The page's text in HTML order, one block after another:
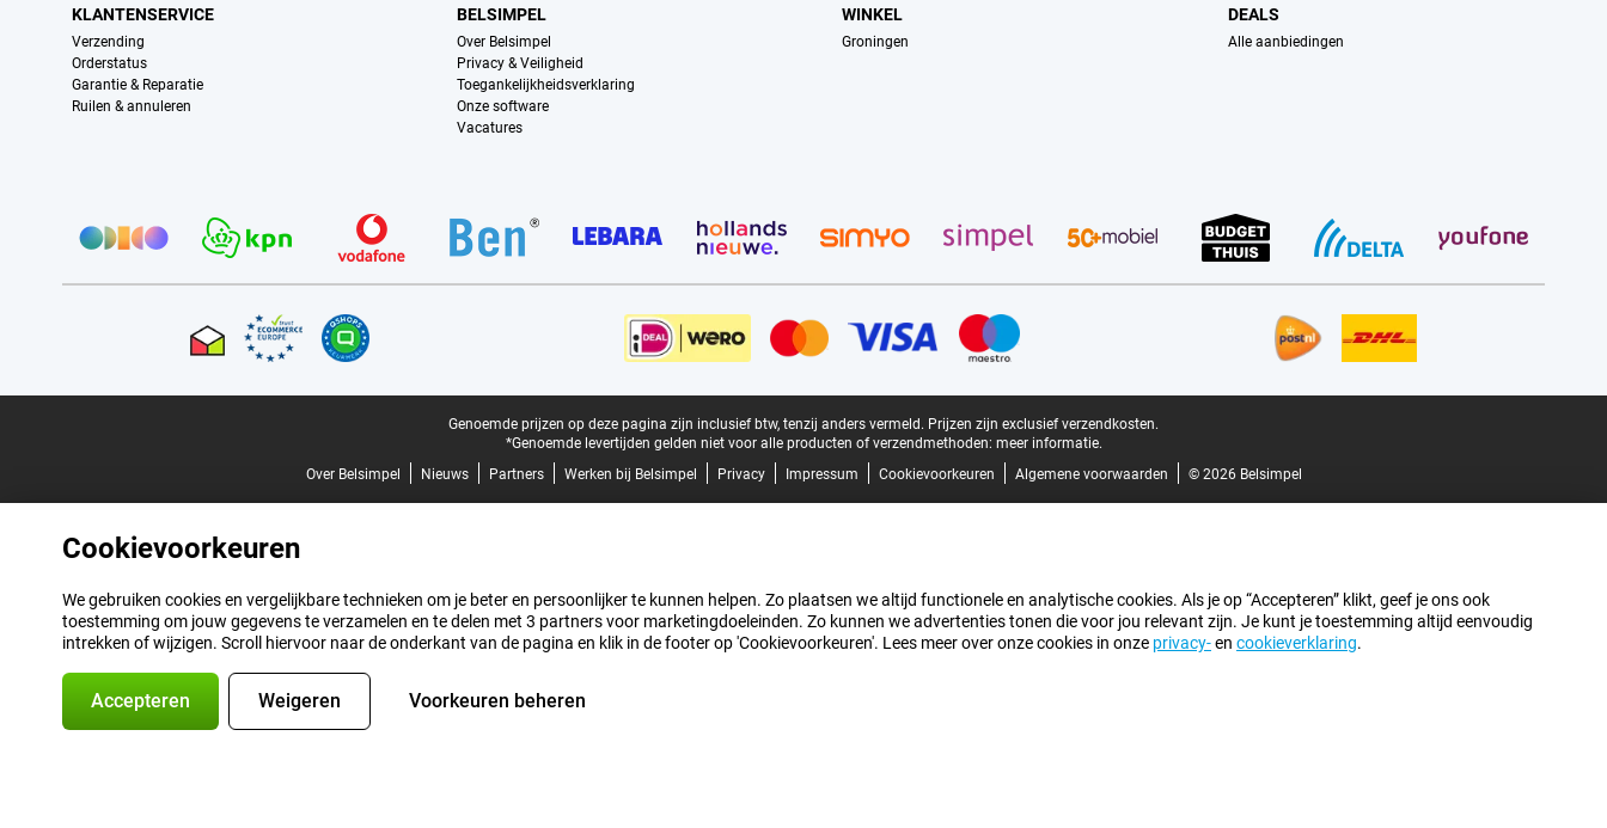
KLANTENSERVICE
Verzending
Orderstatus
Garantie & Reparatie
Ruilen & annuleren
BELSIMPEL
Over Belsimpel
Privacy & Veiligheid
Toegankelijkheidsverklaring
Onze software
Vacatures
WINKEL
Groningen
DEALS
Alle aanbiedingen
Genoemde prijzen op deze pagina zijn inclusief btw, tenzij anders vermeld. Prijzen zijn exclusief verzendkosten.
*Genoemde levertijden gelden niet voor alle producten of verzendmethoden: meer informatie.
Over Belsimpel
Nieuws Partners Werken bij Belsimpel Privacy Impressum Cookievoorkeuren Algemene voorwaarden © 2026 Belsimpel
Cookievoorkeuren
We gebruiken cookies en vergelijkbare technieken om je beter en persoonlijker te kunnen helpen. Zo plaatsen we altijd functionele en analytische cookies. Als je op “Accepteren” klikt, geef je ons ook
toestemming om jouw gegevens te verzamelen en te delen met 3 partners voor marketingdoeleinden. Zo kunnen we advertenties tonen die voor jou relevant zijn. Je kunt je toestemming altijd eenvoudig
intrekken of wijzigen. Scroll hiervoor naar de onderkant van de pagina en klik in de footer op 'Cookievoorkeuren'. Lees meer over onze cookies in onze privacy-en cookieverklaring.
Accepteren Weigeren Voorkeuren beheren